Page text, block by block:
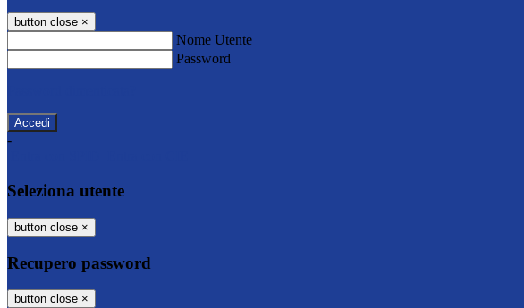
button close ×
Nome Utente
Password
-
Seleziona utente
button close ×
Recupero password
button close ×